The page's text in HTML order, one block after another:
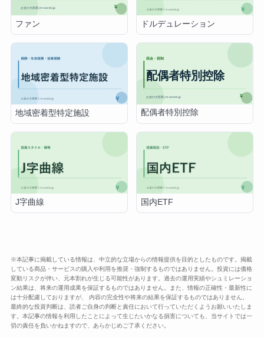
ファン ドルデュレーション
地域密着型特定施設 配偶者特別控除
J字曲線 国内ETF
※本記事に掲載している情報は、中立的な立場からの情報提供を目的としたものです。掲載
している商品・サービスの購入や利用を推奨・強制するものではありません。投資には価格
変動リスクが伴い、元本割れが生じる可能性があります。過去の運用実績やシュミレーショ
ン結果は、将来の運用成果を保証するものではありません。また、情報の正確性・最新性に
は十分配慮しておりますが、 内容の完全性や将来の結果を保証するものではありません。
最終的な投資判断は、読者ご自身の判断と責任において行っていただくようお願いいたしま
す。本記事の情報を利用したことによって生じたいかなる損害についても、当サイトでは一
切の責任を負いかねますので、あらかじめご了承ください。